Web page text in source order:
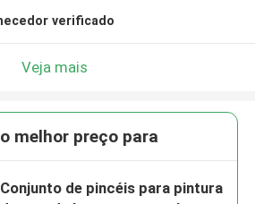
verificado
Veja mais
melhor preço para
Conjunto de pincéis para pintura